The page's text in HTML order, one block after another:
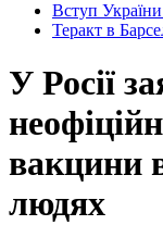
Вступ
Теракт в
У Росії
вакцини
людях